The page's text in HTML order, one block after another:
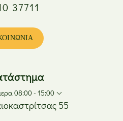
08:00 - 20:00
08:00 - 20:00
08:00 - 20:00
37711
08:00 - 15:00
55